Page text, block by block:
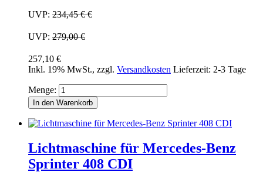
UVP: 234,45 €€
UVP: 279,00 €
257,10 €
Inkl. 19% MwSt., zzgl. Versandkosten Lieferzeit: 2-3 Tage
Menge:
In den Warenkorb
Lichtmaschine für Mercedes-Benz
Sprinter 408 CDI